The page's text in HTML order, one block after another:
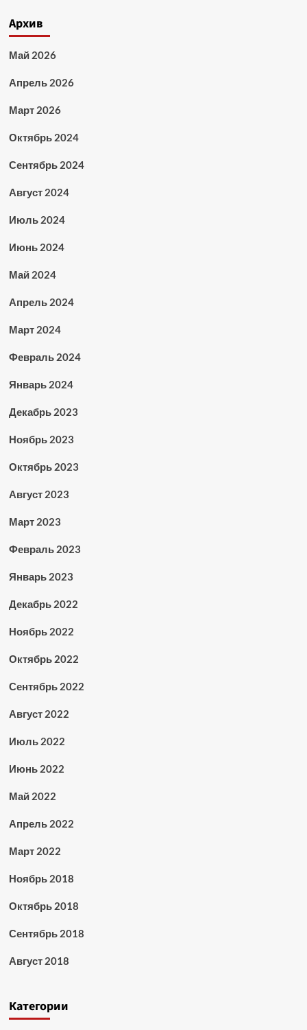
Архив
Май 2026
Апрель 2026
Март 2026
Октябрь 2024
Сентябрь 2024
Август 2024
Июль 2024
Июнь 2024
Май 2024
Апрель 2024
Март 2024
Февраль 2024
Январь 2024
Декабрь 2023
Ноябрь 2023
Октябрь 2023
Август 2023
Март 2023
Февраль 2023
Январь 2023
Декабрь 2022
Ноябрь 2022
Октябрь 2022
Сентябрь 2022
Август 2022
Июль 2022
Июнь 2022
Май 2022
Апрель 2022
Март 2022
Ноябрь 2018
Октябрь 2018
Сентябрь 2018
Август 2018
Категории